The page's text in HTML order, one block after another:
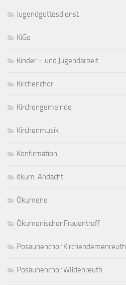
Jugendgottesdienst
KiGo
Kinder – und Jugendarbeit
Kirchenchor
Kirchengemeinde
Kirchenmusik
Konfirmation
ökum. Andacht
Ökumene
Ökumenischer Frauentreff
Posaunenchor Kirchendemenreuth
Posaunenchor WIldenreuth